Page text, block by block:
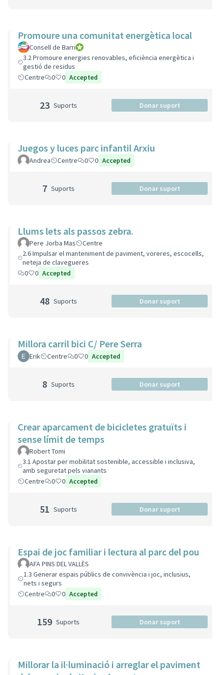
Promoure una comunitat energètica local
Consell de BarriConsell de Barri
3.2 Promoure energies renovables, eficiència energètica i
gestió de residus
Centre
0 0 Accepted
23 Suports Donar suport
Juegos y luces parc infantil Arxiu
Andrea Centre 0 0 Accepted
7 Suports Donar suport
Llums lets als passos zebra.
Pere Jorba Mas
Centre
2.6 Impulsar el manteniment de paviment, voreres, escocells,
neteja de clavegueres
0
0 Accepted
48 Suports Donar suport
Millora carril bici C/ Pere Serra
Erik Centre 0 0 Accepted
8 Suports Donar suport
Crear aparcament de bicicletes gratuïts i
sense límit de temps
Robert Tomi
3.1 Apostar per mobilitat sostenible, accessible i inclusiva,
amb seguretat pels vianants
Centre
0 0 Accepted
51 Suports Donar suport
Espai de joc familiar i lectura al parc del pou
AFA PINS DEL VALLÈS
1.3 Generar espais públics de convivència i joc, inclusius,
nets i segurs
Centre
0 0 Accepted
159 Suports Donar suport
Millorar la il·luminació i arreglar el paviment